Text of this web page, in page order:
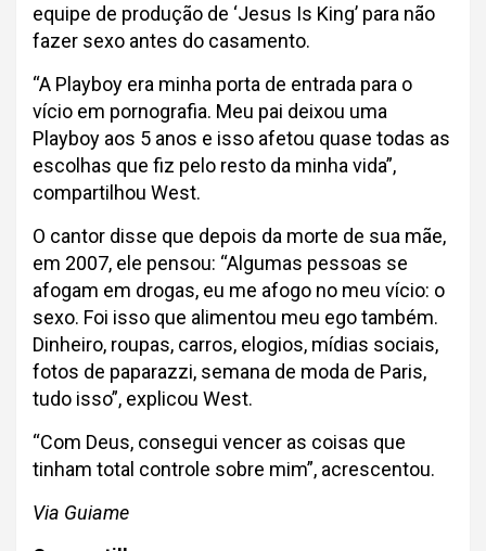
equipe de produção de ‘Jesus Is King’ para não
fazer sexo antes do casamento.
“A Playboy era minha porta de entrada para o
vício em pornografia. Meu pai deixou uma
Playboy aos 5 anos e isso afetou quase todas as
escolhas que fiz pelo resto da minha vida”,
compartilhou West.
O cantor disse que depois da morte de sua mãe,
em 2007, ele pensou: “Algumas pessoas se
afogam em drogas, eu me afogo no meu vício: o
sexo. Foi isso que alimentou meu ego também.
Dinheiro, roupas, carros, elogios, mídias sociais,
fotos de paparazzi, semana de moda de Paris,
tudo isso”, explicou West.
“Com Deus, consegui vencer as coisas que
tinham total controle sobre mim”, acrescentou.
Via Guiame